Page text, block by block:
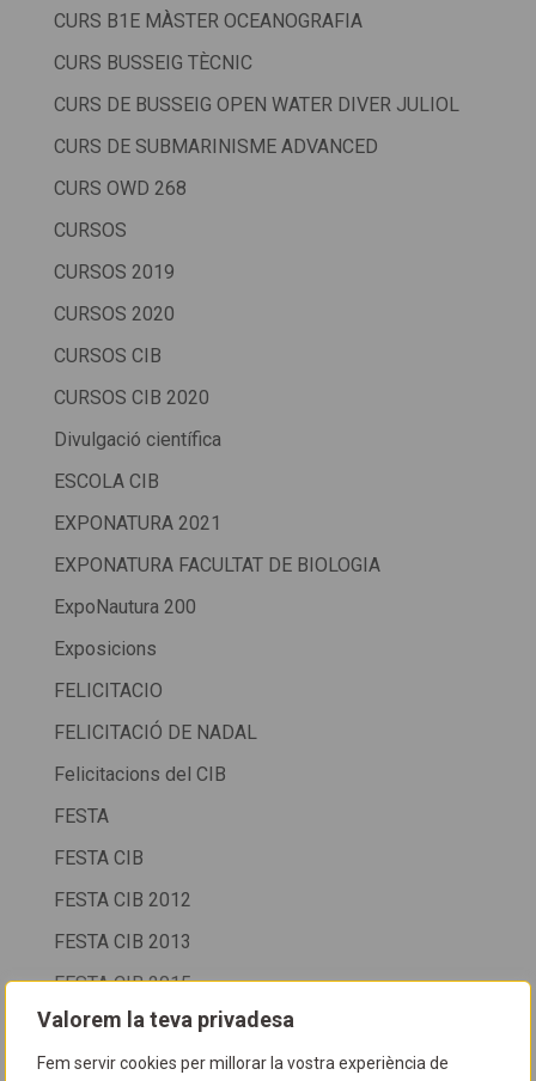
Valorem la teva privadesa
Fem servir cookies per millorar la vostra experiència de
CURS B1E MÀSTER OCEANOGRAFIA
CURS BUSSEIG TÈCNIC
CURS DE BUSSEIG OPEN WATER DIVER JULIOL
CURS DE SUBMARINISME ADVANCED
CURS OWD 268
CURSOS
CURSOS 2019
CURSOS 2020
CURSOS CIB
CURSOS CIB 2020
Divulgació científica
ESCOLA CIB
EXPONATURA 2021
EXPONATURA FACULTAT DE BIOLOGIA
ExpoNautura 200
Exposicions
FELICITACIO
FELICITACIÓ DE NADAL
Felicitacions del CIB
FESTA
FESTA CIB
FESTA CIB 2012
FESTA CIB 2013
FESTA CIB 2015
FESTA CIB 2016
FESTA CIB 2025